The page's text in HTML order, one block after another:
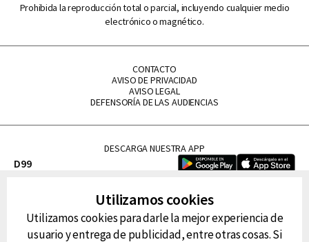
Prohibida la reproducción total o parcial, incluyendo cualquier medio
electrónico o magnético.
CONTACTO
AVISO DE PRIVACIDAD
AVISO LEGAL
DEFENSORÍA DE LAS AUDIENCIAS
DESCARGA NUESTRA APP
D99
FM Tu
Utilizamos cookies
Utilizamos cookies para darle la mejor experiencia de
usuario y entrega de publicidad, entre otras cosas. Si